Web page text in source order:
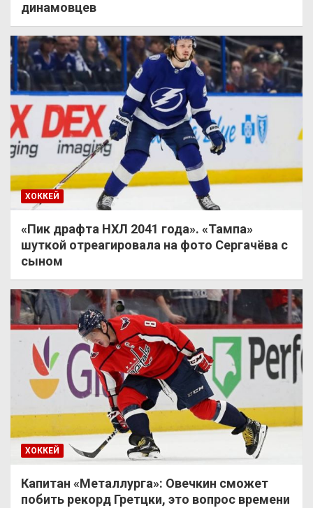
динамовцев
ХОККЕЙ
«Пик драфта НХЛ 2041 года». «Тампа»
шуткой отреагировала на фото Сергачёва с
сыном
ХОККЕЙ
Капитан «Металлурга»: Овечкин сможет
побить рекорд Гретцки, это вопрос времени